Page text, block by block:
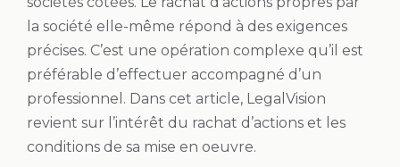
la société elle-même répond à des exigences
précises. C’est une opération complexe qu’il est
préférable d’effectuer accompagné d’un
professionnel. Dans cet article, LegalVision
revient sur l’intérêt du rachat d’actions et les
conditions de sa mise en oeuvre.